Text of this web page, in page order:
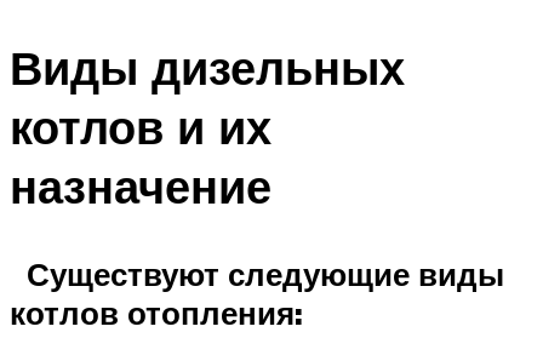
Виды дизельных
котлов и их
назначение
Существуют следующие виды
котлов отопления: